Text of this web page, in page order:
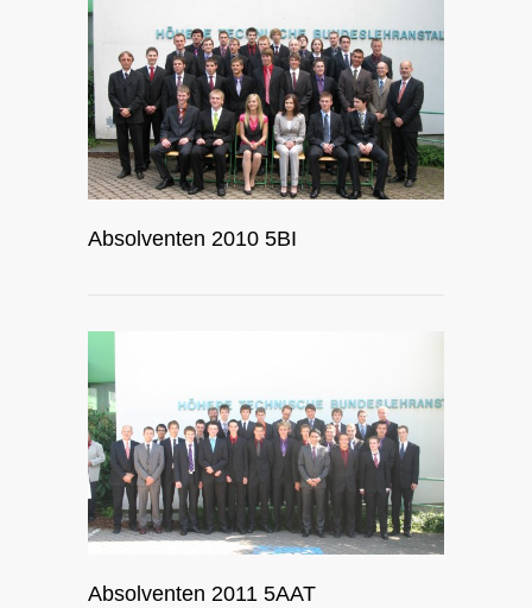
Absolventen 2010 5BI
Absolventen 2011 5AAT